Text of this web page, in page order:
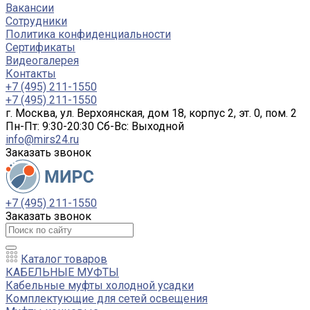
Вакансии
Сотрудники
Политика конфиденциальности
Сертификаты
Видеогалерея
Контакты
+7 (495) 211-1550
+7 (495) 211-1550
г. Москва, ул. Верхоянская, дом 18, корпус 2, эт. 0, пом. 2
Пн-Пт: 9:30-20:30 Cб-Вс: Выходной
info@mirs24.ru
Заказать звонок
+7 (495) 211-1550
Заказать звонок
Каталог товаров
КАБЕЛЬНЫЕ МУФТЫ
Кабельные муфты холодной усадки
Комплектующие для сетей освещения